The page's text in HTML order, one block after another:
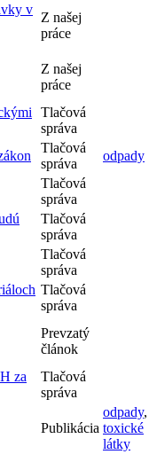
v
Z našej
práce
Z našej
práce
Tlačová
správa
Tlačová
správa
odpady
Tlačová
správa
Tlačová
správa
Tlačová
správa
Tlačová
správa
Prevzatý
článok
za
Tlačová
správa
Publikácia
odpady,
toxické
látky